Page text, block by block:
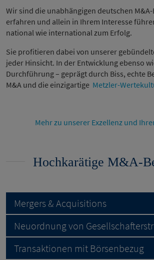
Wir sind die unabhängigen deutschen
erfahren und allein in Ihrem Interesse
national wie international zum Erfolg.
Sie profitieren dabei von unserer
jeder Hinsicht. In der Entwicklung ebenso
Durchführung – geprägt durch Biss, echte
M&A und die einzigartige Metzler-
Mehr zu unserer Exzellenz und
Hochkarätige M&A-
Mergers & Acquisitions
Neuordnung von
Transaktionen mit Börsenbezug